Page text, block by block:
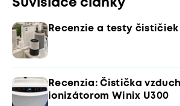
Súvisiace články
Recenzie a testy čističiek
Recenzia: Čistička
ionizátorom Winix U300